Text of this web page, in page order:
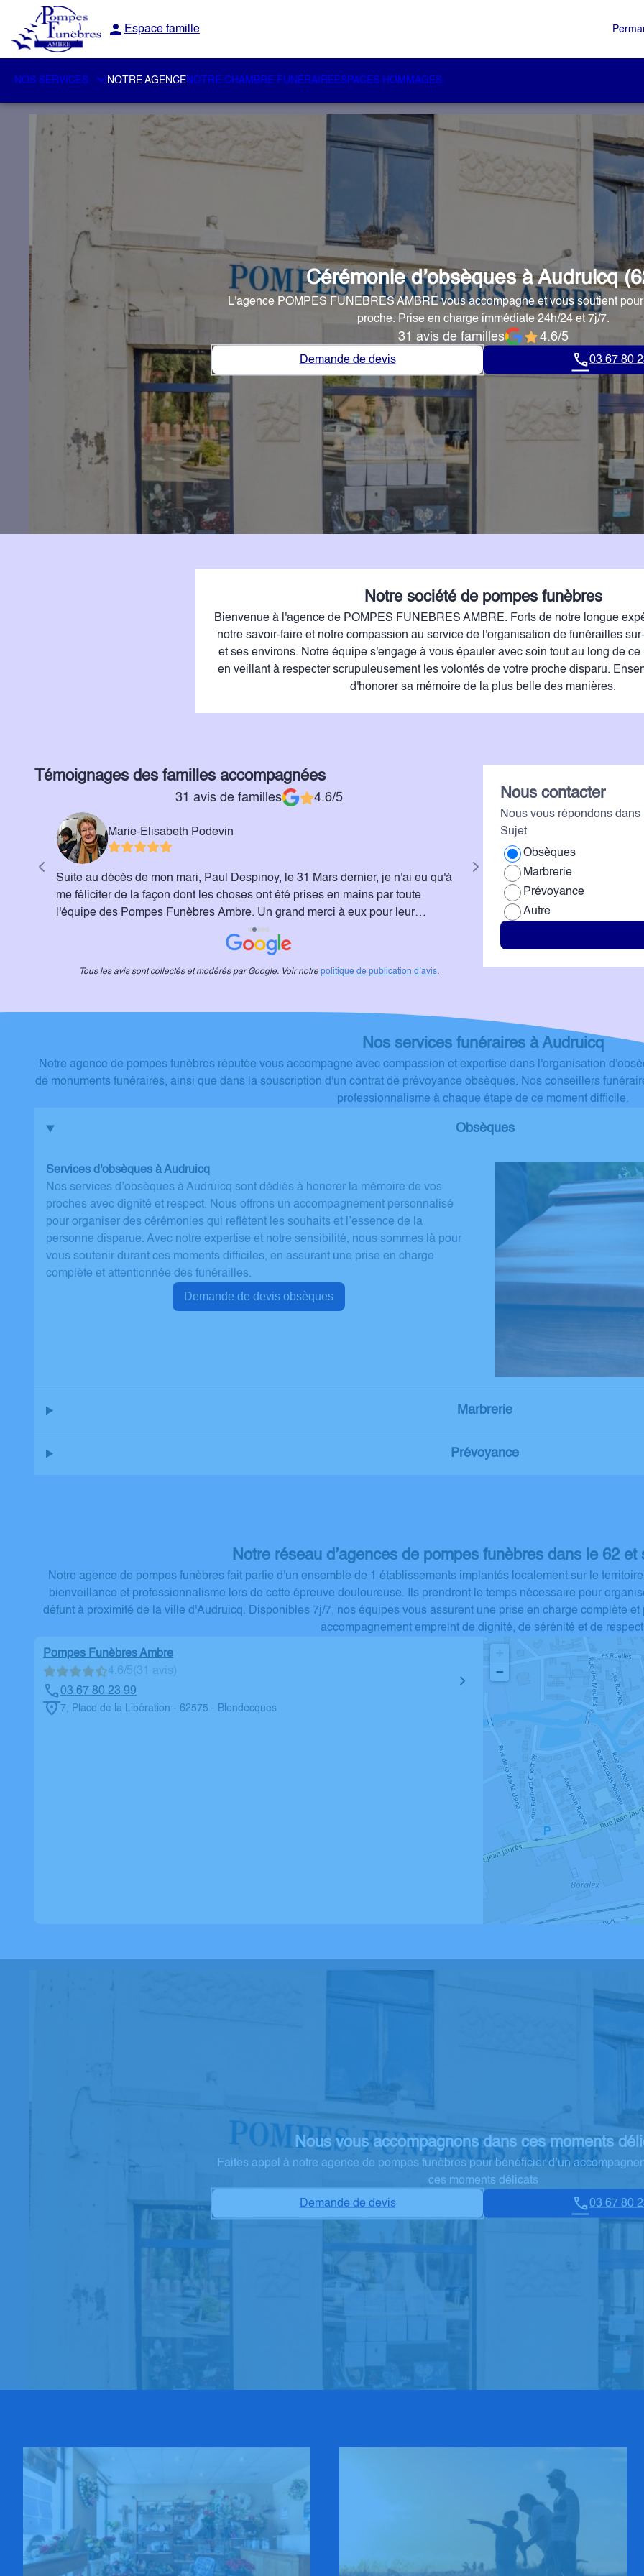
Espace famille
NOS SERVICES NOTRE AGENCENOTRE CHAMBRE FUNERAIREESPACES HOMMAGES
Cérémonie d’obsèques à Audruicq
L'agence POMPES FUNEBRES AMBRE vous accompagne et vous soutient pour
proche. Prise en charge immédiate 24h/24 et 7j/7.
31 avis de familles 4.6/5
Demande de devis 03 67 80
Notre société de pompes funèbres
Bienvenue à l'agence de POMPES FUNEBRES AMBRE. Forts de notre longue
notre savoir-faire et notre compassion au service de l'organisation de funérailles
et ses environs. Notre équipe s'engage à vous épauler avec soin tout au long de ce
en veillant à respecter scrupuleusement les volontés de votre proche disparu.
d'honorer sa mémoire de la plus belle des manières.
Témoignages des familles accompagnées
31 avis de familles 4.6/5
Marie-Elisabeth Podevin
Suite au décès de mon mari, Paul Despinoy, le 31 Mars dernier, je n'ai eu qu'à
me féliciter de la façon dont les choses ont été prises en mains par toute
l'équipe des Pompes Funèbres Ambre. Un grand merci à eux pour leur
professionnalisme, leur humanité dans ces moments difficiles. Marie-Elisabeth
Laura BERQUIN
Je tiens à adresser mes plus
Pompes Funèbres Ambre pour
avez offert dans l’organisation des
attentive, votre
aide durant cette épreuve
avec une attention particulière
cœur pour votre soutien et votre
Laura Berquin
Tous les avis sont collectés et modérés par Google. Voir notre politique de publication d’avis.
Nous contacter
Nous vous répondons
Sujet
Obsèques
Marbrerie
Prévoyance
Autre
Nos services funéraires à Audruicq
Notre agence de pompes funèbres réputée vous accompagne avec compassion et expertise dans l'organisation
de monuments funéraires, ainsi que dans la souscription d'un contrat de prévoyance obsèques. Nos conseillers
professionnalisme à chaque étape de ce moment difficile.
Obsèques
Services d'obsèques à Audruicq
Nos services d’obsèques à Audruicq sont dédiés à honorer la mémoire de vos
proches avec dignité et respect. Nous offrons un accompagnement personnalisé
pour organiser des cérémonies qui reflètent les souhaits et l’essence de la
personne disparue. Avec notre expertise et notre sensibilité, nous sommes là pour
vous soutenir durant ces moments difficiles, en assurant une prise en charge
complète et attentionnée des funérailles.
Demande de devis obsèques
Marbrerie
Prévoyance
Notre réseau d’agences de pompes funèbres dans le 62 et
Notre agence de pompes funèbres fait partie d'un ensemble de 1 établissements implantés localement sur le
bienveillance et professionnalisme lors de cette épreuve douloureuse. Ils prendront le temps nécessaire pour
défunt à proximité de la ville d'Audruicq. Disponibles 7j/7, nos équipes vous assurent une prise en charge complète
accompagnement empreint de dignité, de sérénité et de
Pompes Funèbres Ambre
4.6/5(31 avis)
03 67 80 23 99
7, Place de la Libération - 62575 - Blendecques
−
Nous vous accompagnons dans ces moments
Faites appel à notre agence de pompes funèbres pour bénéficier d’un
ces moments délicats
Demande de devis
03 67 80